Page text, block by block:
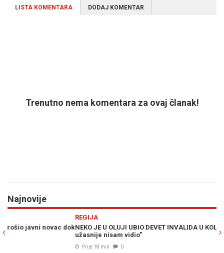
LISTA KOMENTARA DODAJ KOMENTAR
Trenutno nema komentara za ovaj članak!
Najnovije
NEKO JE U OLUJI UBIO DEVET INVALIDA U KOLICIMA: "Ništa